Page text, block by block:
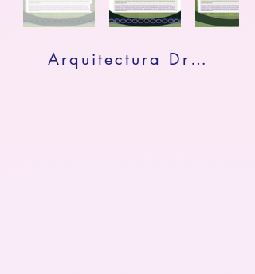
Arquitectura Drupal - Current Site - Remember ( 2006 - 2020 )